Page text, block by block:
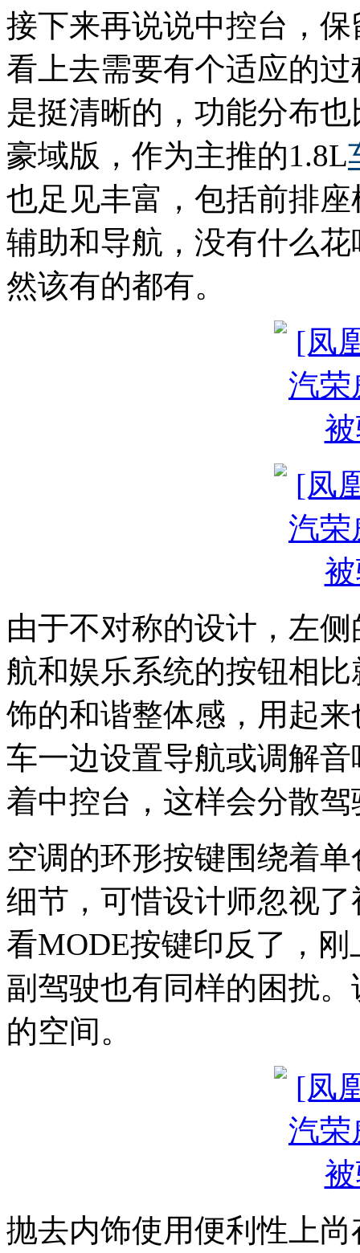
接下来再说说中控台，
看上去需要有个适应的
是挺清晰的，功能分布
豪域版，作为主推的1.8L
也足见丰富，包括前排
辅助和导航，没有什么
然该有的都有。
由于不对称的设计，左
航和娱乐系统的按钮相
饰的和谐整体感，用起
车一边设置导航或调解
着中控台，这样会分散
空调的环形按键围绕着
细节，可惜设计师忽视
看MODE按键印反了，
副驾驶也有同样的困扰
的空间。
抛去内饰使用便利性上